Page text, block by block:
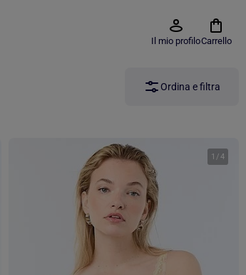
Il mio profiloCarrello
Ordina e filtra
1 /4